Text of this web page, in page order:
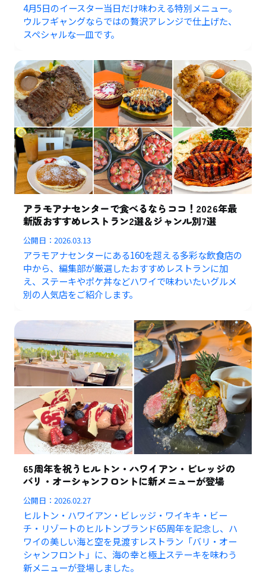
4月5日のイースター当日だけ味わえる特別メニュー。
ウルフギャングならではの贅沢アレンジで仕上げた、
スペシャルな一皿です。
アラモアナセンターで食べるならココ！2026年最
新版おすすめレストラン2選＆ジャンル別7選
公開日：2026.03.13
アラモアナセンターにある160を超える多彩な飲食店の
中から、編集部が厳選したおすすめレストランに加
え、ステーキやポケ丼などハワイで味わいたいグルメ
別の人気店をご紹介します。
65周年を祝うヒルトン・ハワイアン・ビレッジの
バリ・オーシャンフロントに新メニューが登場
公開日：2026.02.27
ヒルトン・ハワイアン・ビレッジ・ワイキキ・ビー
チ・リゾートのヒルトンブランド65周年を記念し、ハ
ワイの美しい海と空を見渡すレストラン「バリ・オー
シャンフロント」に、海の幸と極上ステーキを味わう
新メニューが登場しました。